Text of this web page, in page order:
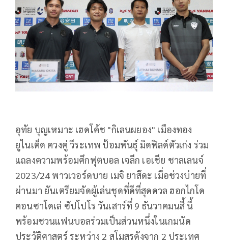
อุทัย บุญเหมาะ เฮดโค้ช "กิเลนผยอง" เมืองทอง
ยูไนเต็ด ควงคู่ วีระเทพ ป้อมพันธุ์ มิดฟิลด์ตัวเก่ง ร่วม
แถลงความพร้อมศึกฟุตบอล เจลีก เอเชีย ชาลเลนจ์
2023/24 พาวเวอร์ดบาย เมจิ ยาสึดะ เมื่อช่วงบ่ายที่
ผ่านมา ยันเตรียมจัดผู้เล่นชุดที่ดีที่สุดดวล ฮอกไกโด
คอนซาโดเล่ ซัปโปโร วันเสาร์ที่ 9 ธันวาคมนสี้ นี้
พร้อมชวนแฟนบอลร่วมเป็นส่วนหนึ่งในเกมนัด
ประวัติศาสตร์ ระหว่าง 2 สโมสรดังจาก 2 ประเทศ